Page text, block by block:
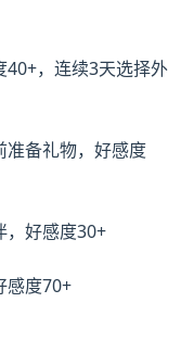
，连续3天选择外
准备礼物，好感度
，好感度30+
感度70+